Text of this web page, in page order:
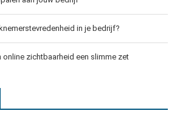
in je bedrijf?
online zichtbaarheid een slimme zet